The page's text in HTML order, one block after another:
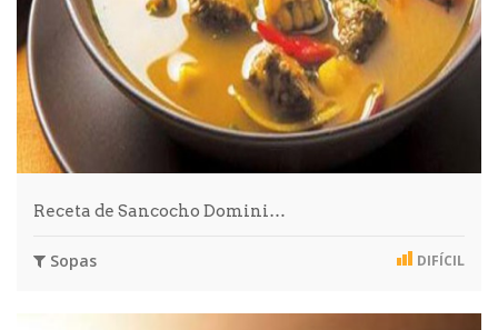
Receta de Sancocho Domini…
Sopas DIFÍCIL